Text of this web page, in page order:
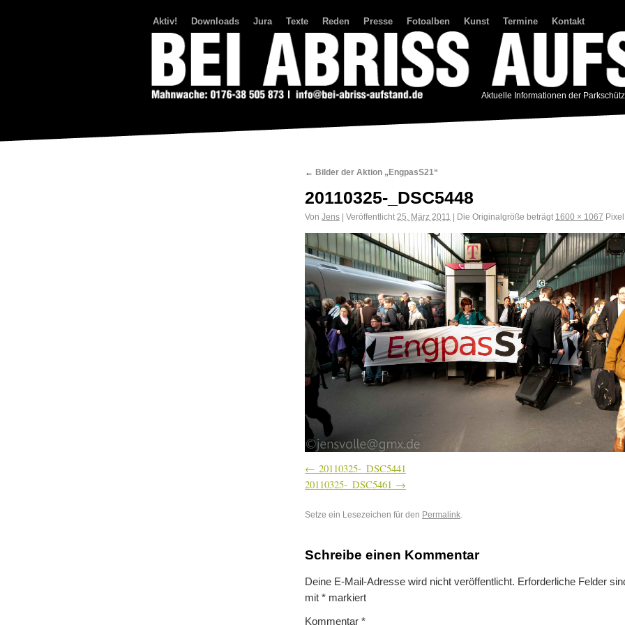
Aktiv! Downloads Jura Texte Reden Presse Fotoalben Kunst Termine Kontakt
Aktuelle Informationen der
← Bilder der Aktion „EngpasS21“
20110325-_DSC5448
Von Jens Veröffentlicht 25. März 2011 Die Originalgröße beträgt 1600 × 1067 Pixel
20110325-_DSC5441
20110325-_DSC5461
Setze ein Lesezeichen für den Permalink
Schreibe einen Kommentar
Deine E-Mail-Adresse wird nicht veröffentlicht. Erforderliche Felder
mit * markiert
Kommentar *